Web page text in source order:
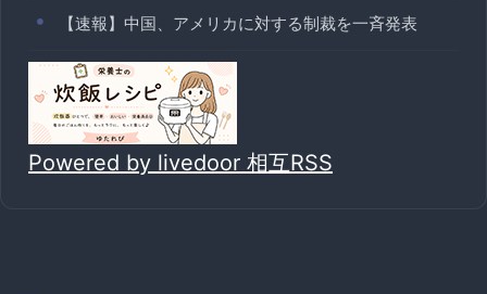
【速報】中国、アメリカに対する制裁を一斉発表
Powered by livedoor 相互RSS